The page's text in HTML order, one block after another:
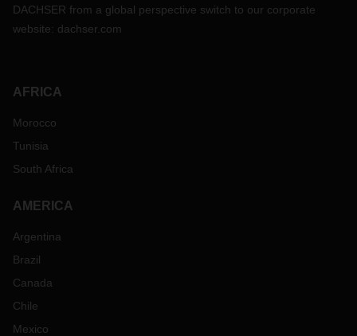
DACHSER from a global perspective switch to our corporate
website: dachser.com
AFRICA
Morocco
Tunisia
South Africa
AMERICA
Argentina
Brazil
Canada
Chile
Mexico